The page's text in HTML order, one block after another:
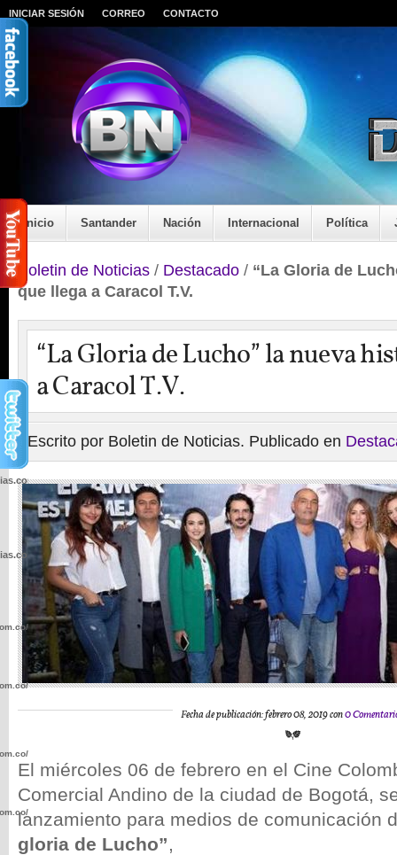
INICIAR SESIÓN CORREO CONTACTO
Inicio Santander Nación Internacional Política
Boletin de Noticias / Destacado / “La Gloria de
que llega a Caracol T.V.
“La Gloria de Lucho” la nueva
a Caracol T.V.
Escrito por Boletin de Noticias. Publicado en
Fecha de publicación: febrero 08, 2019 con0
El miércoles 06 de febrero en el Cine
Comercial Andino de la ciudad de Bogotá,
lanzamiento para medios de comunicación
gloria de Lucho”,
wp-
wp-
wp-
wp-
wp-
wp-